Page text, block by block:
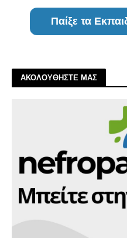
Παίξε τα
ΑΚΟΛΟΥΘΗΣΤΕ ΜΑΣ